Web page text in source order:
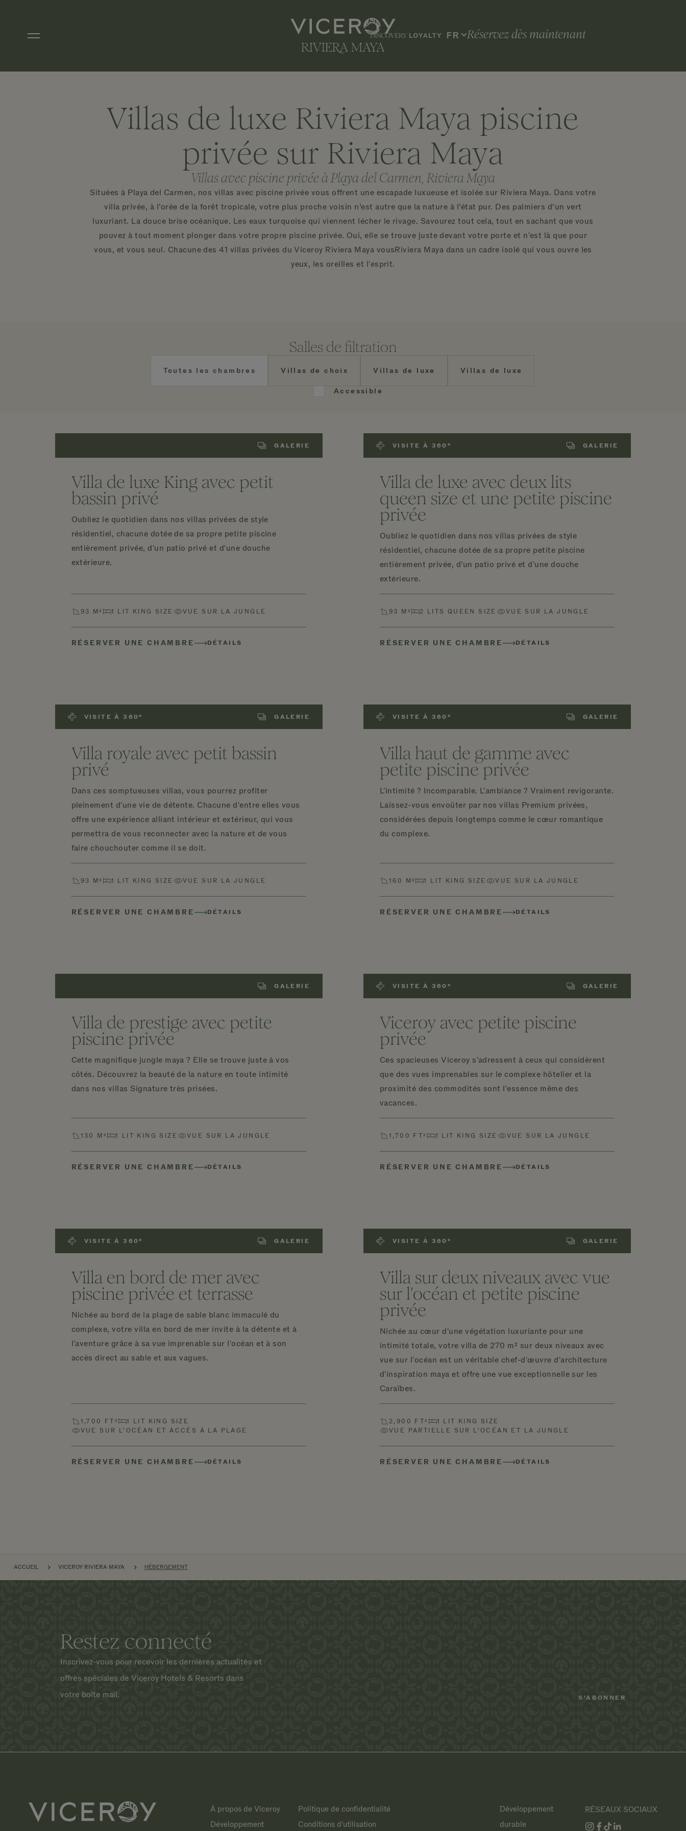
FR Réservez dès maintenant
Villas de luxe Riviera Maya piscine
privée sur Riviera Maya
Villas avec piscine privée à Playa del Carmen, Riviera Maya
Situées à Playa del Carmen, nos villas avec piscine privée vous offrent une escapade luxueuse et isolée sur Riviera Maya. Dans votre
villa privée, à l’orée de la forêt tropicale, votre plus proche voisin n’est autre que la nature à l’état pur. Des palmiers d’un vert
luxuriant. La douce brise océanique. Les eaux turquoise qui viennent lécher le rivage. Savourez tout cela, tout en sachant que vous
pouvez à tout moment plonger dans votre propre piscine privée. Oui, elle se trouve juste devant votre porte et n'est là que pour
vous, et vous seul. Chacune des 41 villas privées du Viceroy Riviera Maya vousRiviera Maya dans un cadre isolé qui vous ouvre les
yeux, les oreilles et l'esprit.
Salles de filtration
Toutes les chambres Villas de choix Villas de luxe Villas de luxe
Accessible
GALERIE
Villa de luxe King avec petit
bassin privé
Oubliez le quotidien dans nos villas privées de style
résidentiel, chacune dotée de sa propre petite piscine
entièrement privée, d'un patio privé et d'une douche
extérieure.
93 M² 1 LIT KING SIZE VUE SUR LA JUNGLE
RÉSERVER UNE CHAMBRE DÉTAILS
VISITE À 360° GALERIE
Villa de luxe avec deux lits
queen size et une petite piscine
privée
Oubliez le quotidien dans nos villas privées de style
résidentiel, chacune dotée de sa propre petite piscine
entièrement privée, d'un patio privé et d'une douche
extérieure.
93 M² 2 LITS QUEEN SIZE VUE SUR LA JUNGLE
RÉSERVER UNE CHAMBRE DÉTAILS
VISITE À 360° GALERIE
Villa royale avec petit bassin
privé
Dans ces somptueuses villas, vous pourrez profiter
pleinement d'une vie de détente. Chacune d'entre elles vous
offre une expérience alliant intérieur et extérieur, qui vous
permettra de vous reconnecter avec la nature et de vous
faire chouchouter comme il se doit.
93 M² 1 LIT KING SIZE VUE SUR LA JUNGLE
RÉSERVER UNE CHAMBRE DÉTAILS
VISITE À 360° GALERIE
Villa haut de gamme avec
petite piscine privée
L'intimité ? Incomparable. L'ambiance ? Vraiment revigorante.
Laissez-vous envoûter par nos villas Premium privées,
considérées depuis longtemps comme le cœur romantique
du complexe.
160 M² 1 LIT KING SIZE VUE SUR LA JUNGLE
RÉSERVER UNE CHAMBRE DÉTAILS
GALERIE
Villa de prestige avec petite
piscine privée
Cette magnifique jungle maya ? Elle se trouve juste à vos
côtés. Découvrez la beauté de la nature en toute intimité
dans nos villas Signature très prisées.
130 M² 1 LIT KING SIZE VUE SUR LA JUNGLE
RÉSERVER UNE CHAMBRE DÉTAILS
VISITE À 360° GALERIE
Viceroy avec petite piscine
privée
Ces spacieuses Viceroy s'adressent à ceux qui considèrent
que des vues imprenables sur le complexe hôtelier et la
proximité des commodités sont l'essence même des
vacances.
1,700 FT² 1 LIT KING SIZE VUE SUR LA JUNGLE
RÉSERVER UNE CHAMBRE DÉTAILS
VISITE À 360° GALERIE
Villa en bord de mer avec
piscine privée et terrasse
Nichée au bord de la plage de sable blanc immaculé du
complexe, votre villa en bord de mer invite à la détente et à
l'aventure grâce à sa vue imprenable sur l'océan et à son
accès direct au sable et aux vagues.
1,700 FT²
1 LIT KING SIZE
VUE SUR L'OCÉAN ET ACCÈS À LA PLAGE
RÉSERVER UNE CHAMBRE DÉTAILS
VISITE À 360° GALERIE
Villa sur deux niveaux avec vue
sur l'océan et petite piscine
privée
Nichée au cœur d'une végétation luxuriante pour une
intimité totale, votre villa de 270 m² sur deux niveaux avec
vue sur l'océan est un véritable chef-d'œuvre d'architecture
d'inspiration maya et offre une vue exceptionnelle sur les
Caraïbes.
2,900 FT²
1 LIT KING SIZE
VUE PARTIELLE SUR L'OCÉAN ET LA JUNGLE
RÉSERVER UNE CHAMBRE DÉTAILS
FIL D'ARIANE
ACCUEIL VICEROY RIVIERA MAYA HÉBERGEMENT
Restez connecté
Inscrivez-vous pour recevoir les dernières actualités et
offres spéciales de Viceroy Hotels & Resorts dans
votre boîte mail.
À propos de Viceroy
Développement
Politique de confidentialité
Conditions d'utilisation
Développement
durable
RÉSEAUX SOCIAUX